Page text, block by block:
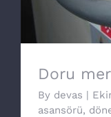
Doru
By devas |
asansörü,